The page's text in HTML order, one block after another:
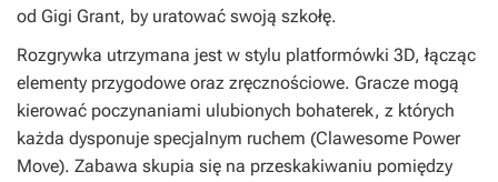
od Gigi Grant, by uratować swoją szkołę.
Rozgrywka utrzymana jest w stylu platformówki 3D, łącząc
elementy przygodowe oraz zręcznościowe. Gracze mogą
kierować poczynaniami ulubionych bohaterek, z których
każda dysponuje specjalnym ruchem (Clawesome Power
Move). Zabawa skupia się na przeskakiwaniu pomiędzy